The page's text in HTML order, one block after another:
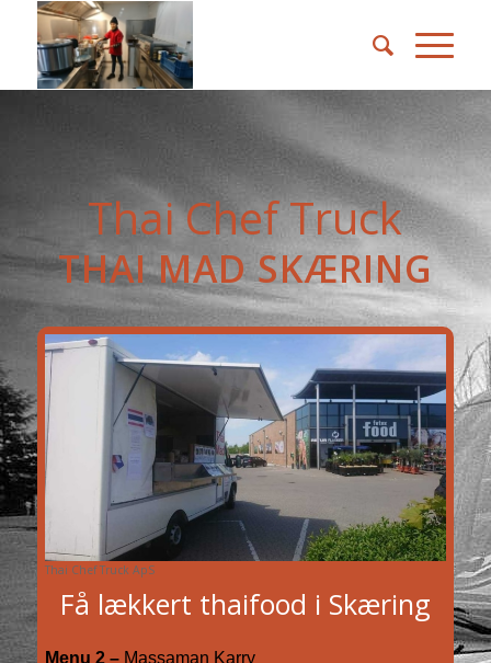
Thai Chef Truck
THAI MAD SKÆRING
Thai Chef Truck ApS
Få lækkert thaifood i Skæring
Menu 2 – Massaman Karry